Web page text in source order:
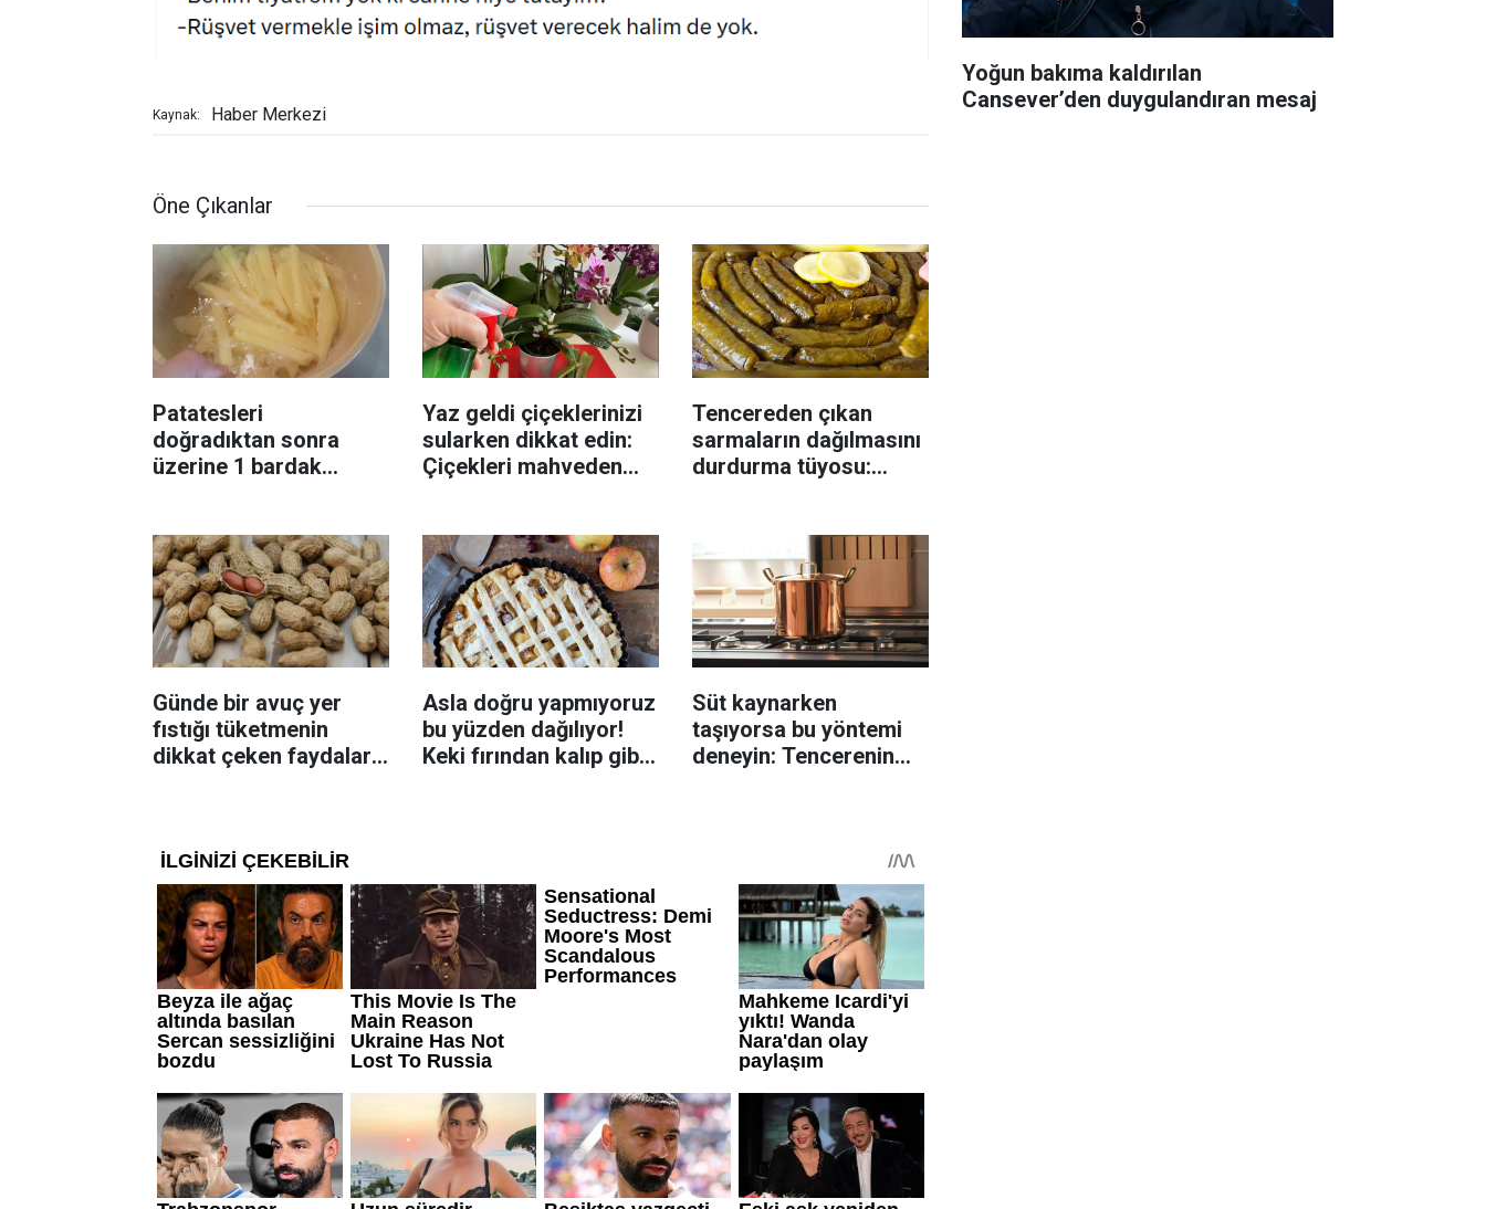
Kaynak: Haber Merkezi
Öne Çıkanlar
Patatesleri
doğradıktan sonra
üzerine 1 bardak
Yaz geldi çiçeklerinizi
sularken dikkat edin:
Çiçekleri mahveden
Tencereden çıkan
sarmaların dağılmasını
durdurma tüyosu:
Günde bir avuç yer
fıstığı tüketmenin
dikkat çeken faydaları:
Asla doğru yapmıyoruz
bu yüzden dağılıyor!
Keki fırından kalıp gibi
Süt kaynarken
taşıyorsa bu yöntemi
deneyin: Tencerenin
Yoğun bakıma kaldırılan
Cansever’den duygulandıran mesaj